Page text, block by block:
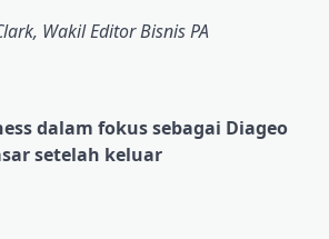
Wakil Editor Bisnis PA
dalam fokus sebagai Diageo
setelah keluar